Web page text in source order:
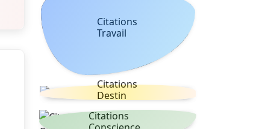
Citations
Travail
Citations
Destin
Citations